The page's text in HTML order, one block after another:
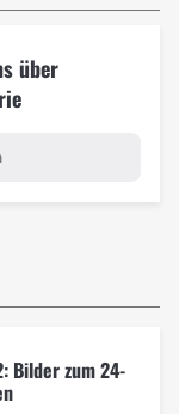
über
Bilder zum 24-